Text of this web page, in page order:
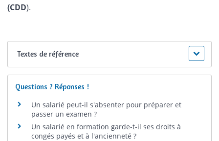
(CDD).
Textes de référence
Questions ? Réponses !
Un salarié peut-il s'absenter pour préparer et
passer un examen ?
Un salarié en formation garde-t-il ses droits à
congés payés et à l'ancienneté ?